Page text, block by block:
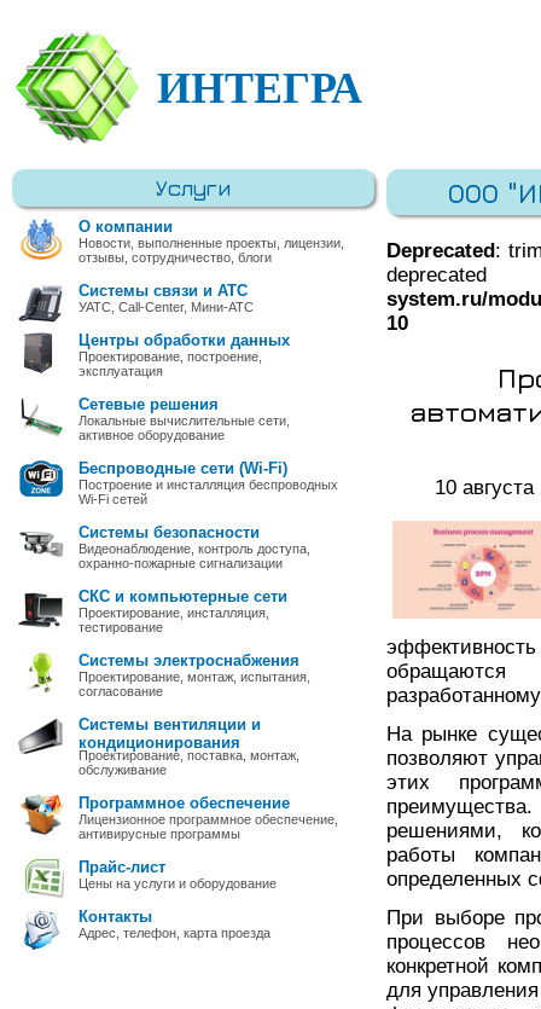
ИНТЕГРА
Услуги
О компании
Новости, выполненные проекты, лицензии,
отзывы, сотрудничество, блоги
Системы связи и АТС
УАТС, Call-Center, Мини-АТС
Центры обработки данных
Проектирование, построение,
эксплуатация
Сетевые решения
Локальные вычислительные сети,
активное оборудование
Беспроводные сети (Wi-Fi)
Построение и инсталляция беспроводных
Wi-Fi сетей
Системы безопасности
Видеонаблюдение, контроль доступа,
охранно-пожарные сигнализации
СКС и компьютерные сети
Проектирование, инсталляция,
тестирование
Системы электроснабжения
Проектирование, монтаж, испытания,
согласование
Системы вентиляции и
кондиционирования
Проектирование, поставка, монтаж,
обслуживание
Программное обеспечение
Лицензионное программное обеспечение,
антивирусные программы
Прайс-лист
Цены на услуги и оборудование
Контакты
Адрес, телефон, карта проезда
ООО
Deprecated:
system.ru/
10
10 августа
эффективность
обращаются
На рынке
позволяют
этих
решениями,
работы
определенных
При выборе
процессов
конкретной
для